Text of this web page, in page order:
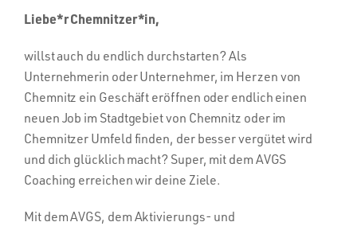
Liebe*r Chemnitzer*in,
willst auch du endlich durchstarten? Als
Unternehmerin oder Unternehmer, im Herzen von
Chemnitz ein Geschäft eröffnen oder endlich einen
neuen Job im Stadtgebiet von Chemnitz oder im
Chemnitzer Umfeld finden, der besser vergütet wird
und dich glücklich macht? Super, mit dem AVGS
Coaching erreichen wir deine Ziele.
Mit dem AVGS, dem Aktivierungs- und